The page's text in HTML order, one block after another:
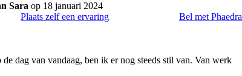
Sara op 18 januari 2024
Plaats zelf een ervaring
Bel met Phaedra
dag van vandaag, ben ik er nog steeds stil van. Van werk